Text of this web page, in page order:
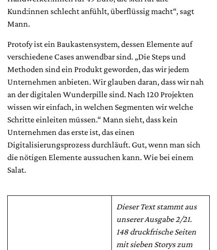
Kund:innen schlecht anfühlt, überflüssig macht“, sagt
Mann.
Protofy ist ein Baukastensystem, dessen Elemente auf
verschiedene Cases anwendbar sind. „Die Steps und
Methoden sind ein Produkt geworden, das wir jedem
Unternehmen anbieten. Wir glauben daran, dass wir nah
an der digitalen Wunderpille sind. Nach 120 Projekten
wissen wir einfach, in welchen Segmenten wir welche
Schritte einleiten müssen.“ Mann sieht, dass kein
Unternehmen das erste ist, das einen
Digitalisierungsprozess durchläuft. Gut, wenn man sich
die nötigen Elemente aussuchen kann. Wie bei einem
Salat.
Dieser Text stammt aus
unserer Ausgabe 2/21.
148 druckfrische Seiten
mit sieben Storys zum